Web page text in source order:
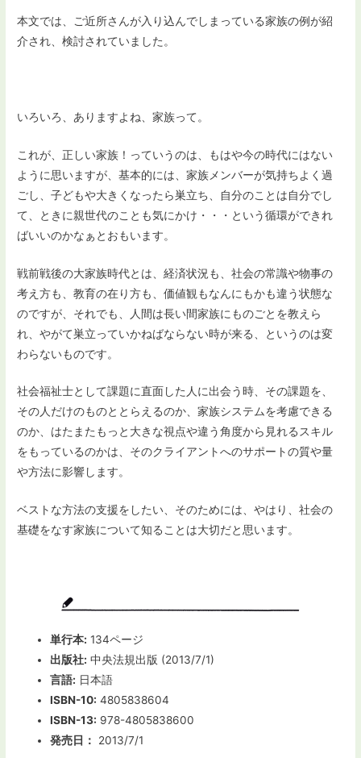
本文では、ご近所さんが入り込んでしまっている家族の例が紹
介され、検討されていました。
いろいろ、ありますよね、家族って。
これが、正しい家族！っていうのは、もはや今の時代にはない
ように思いますが、基本的には、家族メンバーが気持ちよく過
ごし、子どもや大きくなったら巣立ち、自分のことは自分でし
て、ときに親世代のことも気にかけ・・・という循環ができれ
ばいいのかなぁとおもいます。
戦前戦後の大家族時代とは、経済状況も、社会の常識や物事の
考え方も、教育の在り方も、価値観もなんにもかも違う状態な
のですが、それでも、人間は長い間家族にものごとを教えら
れ、やがて巣立っていかねばならない時が来る、というのは変
わらないものです。
社会福祉士として課題に直面した人に出会う時、その課題を、
その人だけのものととらえるのか、家族システムを考慮できる
のか、はたまたもっと大きな視点や違う角度から見れるスキル
をもっているのかは、そのクライアントへのサポートの質や量
や方法に影響します。
ベストな方法の支援をしたい、そのためには、やはり、社会の
基礎をなす家族について知ることは大切だと思います。
単行本: 134ページ
出版社: 中央法規出版 (2013/7/1)
言語: 日本語
ISBN-10: 4805838604
ISBN-13: 978-4805838600
発売日：
2013/7/1